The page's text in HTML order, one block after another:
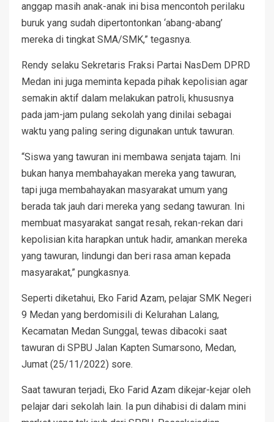
anggap masih anak-anak ini bisa mencontoh perilaku
buruk yang sudah dipertontonkan ‘abang-abang’
mereka di tingkat SMA/SMK,” tegasnya.
Rendy selaku Sekretaris Fraksi Partai NasDem DPRD
Medan ini juga meminta kepada pihak kepolisian agar
semakin aktif dalam melakukan patroli, khususnya
pada jam-jam pulang sekolah yang dinilai sebagai
waktu yang paling sering digunakan untuk tawuran.
“Siswa yang tawuran ini membawa senjata tajam. Ini
bukan hanya membahayakan mereka yang tawuran,
tapi juga membahayakan masyarakat umum yang
berada tak jauh dari mereka yang sedang tawuran. Ini
membuat masyarakat sangat resah, rekan-rekan dari
kepolisian kita harapkan untuk hadir, amankan mereka
yang tawuran, lindungi dan beri rasa aman kepada
masyarakat,” pungkasnya.
Seperti diketahui, Eko Farid Azam, pelajar SMK Negeri
9 Medan yang berdomisili di Kelurahan Lalang,
Kecamatan Medan Sunggal, tewas dibacoki saat
tawuran di SPBU Jalan Kapten Sumarsono, Medan,
Jumat (25/11/2022) sore.
Saat tawuran terjadi, Eko Farid Azam dikejar-kejar oleh
pelajar dari sekolah lain. Ia pun dihabisi di dalam mini